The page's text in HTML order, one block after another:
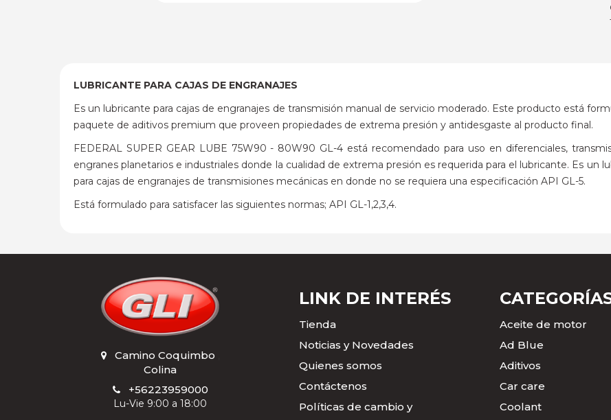
LUBRICANTE PARA CAJAS DE ENGRANAJES
Es un lubricante para cajas de engranajes de transmisión manual de servicio moderado. Este producto está
paquete de aditivos premium que proveen propiedades de extrema presión y antidesgaste al producto final.
FEDERAL SUPER GEAR LUBE 75W90 - 80W90 GL-4 está recomendado para uso en diferenciales,
engranes planetarios e industriales donde la cualidad de extrema presión es requerida para el lubricante. Es
para cajas de engranajes de transmisiones mecánicas en donde no se requiera una especificación API GL-5.
Está formulado para satisfacer las siguientes normas; API GL-1,2,3,4.
Camino Coquimbo
Colina
+56223959000
Lu-Vie 9:00 a 18:00
LINK DE INTERÉS
Tienda
Noticias y Novedades
Quienes somos
Contáctenos
Políticas de cambio y
Aceite de motor
Ad Blue
Aditivos
Car care
Coolant